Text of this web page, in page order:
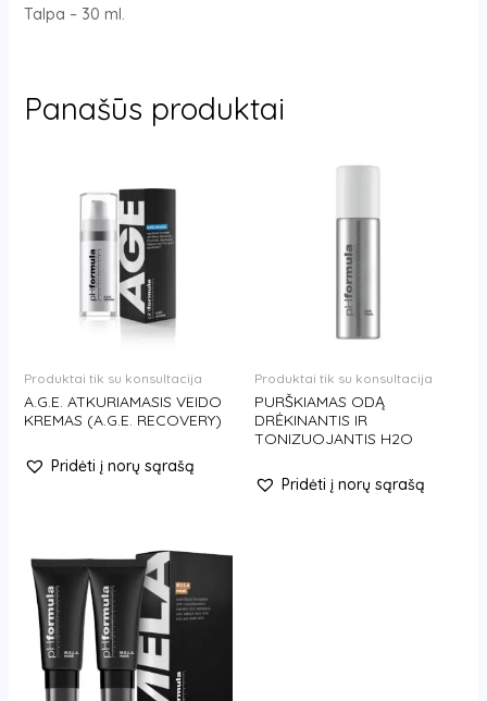
Talpa – 30 ml.
Panašūs produktai
Produktai tik su konsultacija
A.G.E. ATKURIAMASIS VEIDO
KREMAS (A.G.E. RECOVERY)
Pridėti į norų sąrašą
Produktai tik su konsultacija
PURŠKIAMAS ODĄ
DRĖKINANTIS IR
TONIZUOJANTIS H2O
Pridėti į norų sąrašą